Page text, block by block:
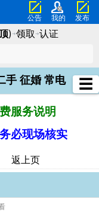
公告 我的 发布
) ➜领取 ➜认证
手 征婚 常电
服务说明
必现场核实
返上页
☰